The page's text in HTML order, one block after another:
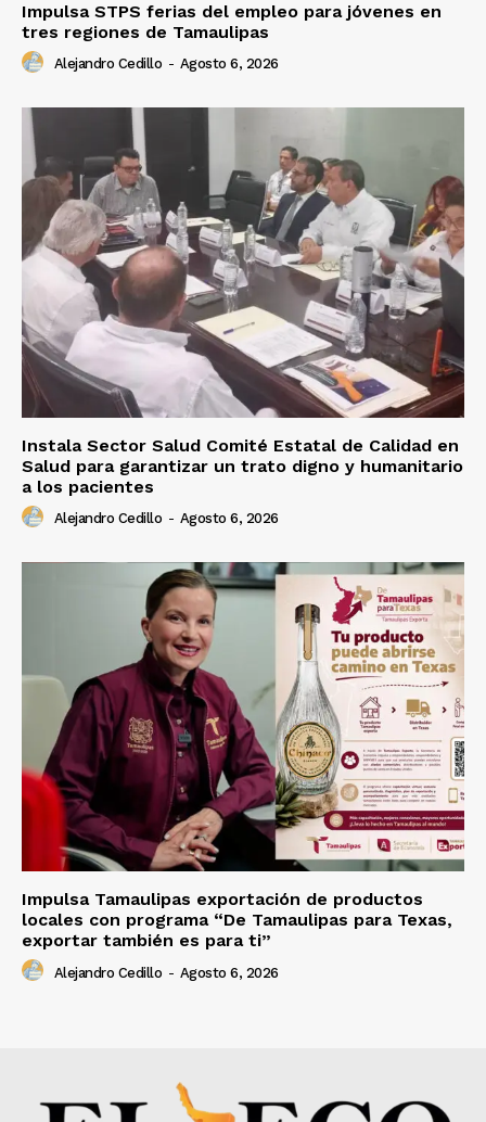
Impulsa STPS ferias del empleo para jóvenes en
tres regiones de Tamaulipas
Alejandro Cedillo - Agosto 6, 2026
Instala Sector Salud Comité Estatal de Calidad en
Salud para garantizar un trato digno y humanitario
a los pacientes
Alejandro Cedillo - Agosto 6, 2026
Impulsa Tamaulipas exportación de productos
locales con programa “De Tamaulipas para Texas,
exportar también es para ti”
Alejandro Cedillo - Agosto 6, 2026